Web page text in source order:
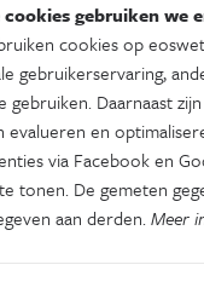
gebruiken we
cookies op
gebruikerservaring,
gebruiken. Daarnaast
evalueren en
via Facebook en
tonen. De gemeten
aan derden.Meer